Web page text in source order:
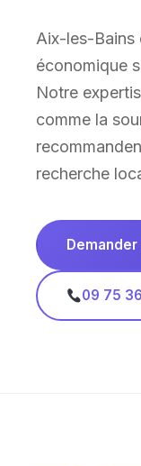
Aix-les-Bains
économique
Notre
comme la
recherche
09 75